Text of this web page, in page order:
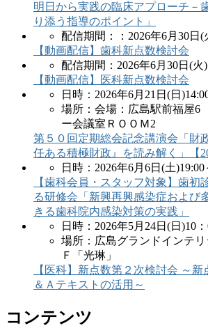
明日から実践の臨床アプローチ－
り添う指導のポイント」
配信期間：：2026年6月30日(
【動画配信】歯科新点数検討会
配信期間：2026年6月30日(火
【動画配信】医科新点数検討会
日時：2026年6月21日(日
場所：会場：広島駅前福屋
ー会議室ＲＯＯＭ2
第５０回定期総会記念講演会「財
任ある積極財政』を読み解く」【
日時：2026年6月6日(土)19:00
【歯科会員・スタッフ対象】歯初
る研修会「新興再興感染症および
きる歯科院内感染対策の実践」
日時：2026年5月24日(日)10
場所：広島グランドインテ
Ｆ「光琳」
【医科】新点数第２次検討会 ～
＆Ａテキストの活用～
コンテンツ